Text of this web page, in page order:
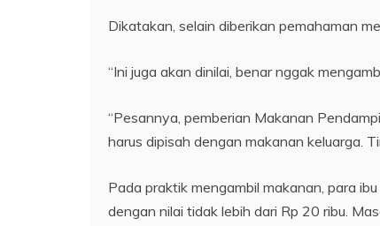
Dikatakan, selain diberikan pemahaman
“Ini juga akan dinilai, benar nggak
“Pesannya, pemberian Makanan
harus dipisah dengan makanan keluarga.
Pada praktik mengambil makanan, para
dengan nilai tidak lebih dari Rp 20 ribu.